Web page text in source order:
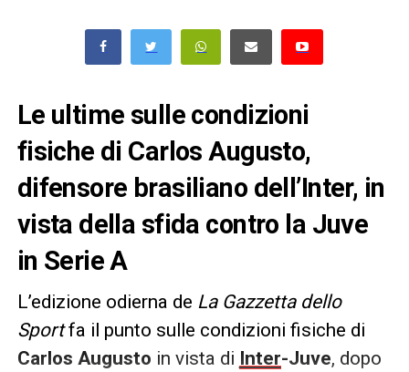
Le ultime sulle condizioni
fisiche di Carlos Augusto,
difensore brasiliano dell’Inter, in
vista della sfida contro la Juve
in Serie A
L’edizione odierna de La Gazzetta dello
Sportfa il punto sulle condizioni fisiche di
Carlos Augusto in vista di Inter-Juve, dopo